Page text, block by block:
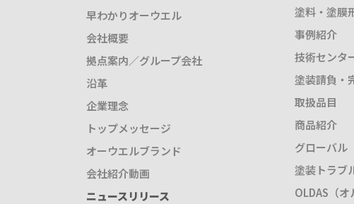
早わかりオーウエル
会社概要
拠点案内／グループ会社
沿革
企業理念
トップメッセージ
オーウエルブランド
会社紹介動画
ニュースリリース
塗料・塗膜
事例紹介
技術センタ
塗装請負・
取扱品目
商品紹介
グローバル
塗装トラブ
OLDAS（